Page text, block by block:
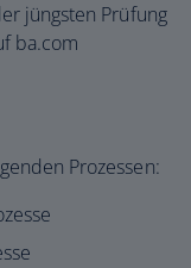
jüngsten Prüfung
ba.com
Prozessen: